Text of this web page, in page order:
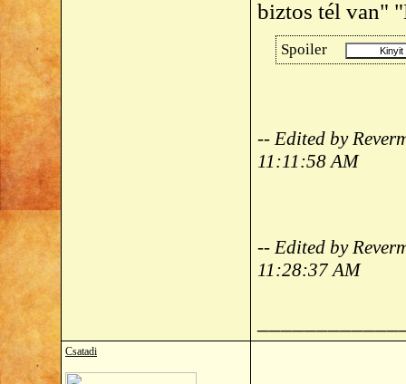
biztos tél van"
Spoiler
-- Edited by
11:11:58 AM
-- Edited by
11:28:37 AM
Csatadi